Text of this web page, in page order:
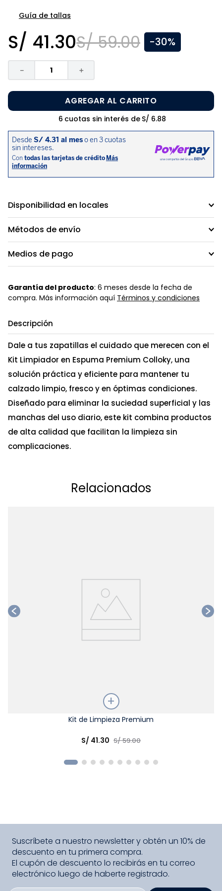
Guía de tallas
S/ 41.30S/ 59.00 -30%
＋
－
AGREGAR AL CARRITO
6 cuotas sin interés de S/ 6.88
Disponibilidad en locales
Métodos de envío
Medios de pago
Garantía del producto: 6 meses desde la fecha de
compra. Más información aquí Términos y condiciones
Descripción
Dale a tus zapatillas el cuidado que merecen con el
Kit Limpiador en Espuma Premium Colloky, una
solución práctica y eficiente para mantener tu
calzado limpio, fresco y en óptimas condiciones.
Diseñado para eliminar la suciedad superficial y las
manchas del uso diario, este kit combina productos
de alta calidad que facilitan la limpieza sin
complicaciones.
Relacionados
Kit de Limpieza Premium
S/ 41.30 S/59.00
Suscríbete a nuestro newsletter y obtén un 10% de
descuento en tu primera compra.
El cupón de descuento lo recibirás en tu correo
electrónico luego de haberte registrado.
10. pijama